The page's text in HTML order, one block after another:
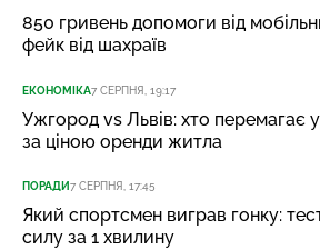
850 гривень допомоги від
фейк від шахраїв
ЕКОНОМІКА7 СЕРПНЯ, 19:17
Ужгород vs Львів: хто перемагає
за ціною оренди житла
ПОРАДИ7 СЕРПНЯ, 17:45
Який спортсмен виграв гонку:
силу за 1 хвилину